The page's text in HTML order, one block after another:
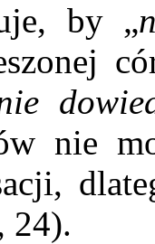
by „
nie
24).